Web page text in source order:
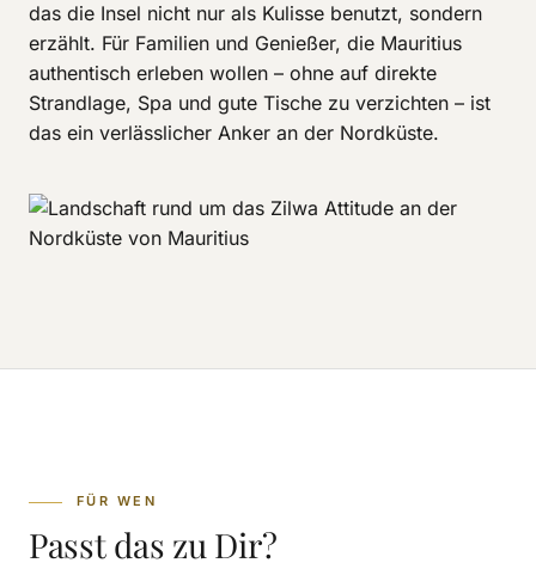
das die Insel nicht nur als Kulisse benutzt, sondern
erzählt. Für Familien und Genießer, die Mauritius
authentisch erleben wollen – ohne auf direkte
Strandlage, Spa und gute Tische zu verzichten – ist
das ein verlässlicher Anker an der Nordküste.
FÜR WEN
Passt das zu Dir?